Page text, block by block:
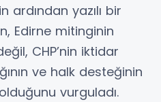
ardından yazılı bir
Edirne mitinginin
CHP’nin iktidar
ve halk desteğinin
vurguladı.